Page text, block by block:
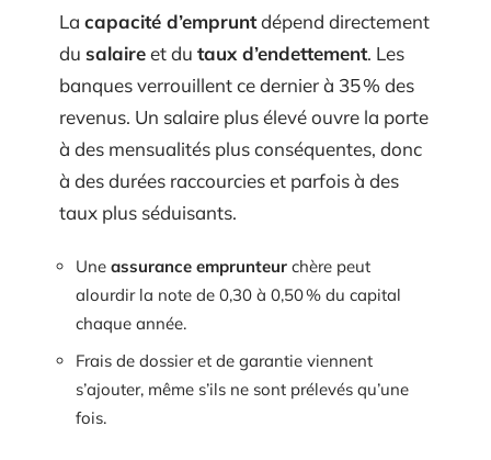
La capacité d’empruntdépend directement
du salaireet du taux d’endettement. Les
banques verrouillent ce dernier à 35 % des
revenus. Un salaire plus élevé ouvre la porte
à des mensualités plus conséquentes, donc
à des durées raccourcies et parfois à des
taux plus séduisants.
Une assurance emprunteur chère peut
alourdir la note de 0,30 à 0,50 % du capital
chaque année.
Frais de dossier et de garantie viennent
s’ajouter, même s’ils ne sont prélevés qu’une
fois.